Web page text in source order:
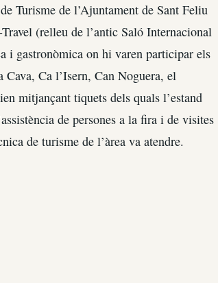
Turisme de l’Ajuntament de Sant Feliu
(relleu de l’antic Saló Internacional
i gastronòmica on hi varen participar els
Ca l’Isern, Can Noguera, el
mitjançant tiquets dels quals l’estand
de persones a la fira i de visites
de turisme de l’àrea va atendre.